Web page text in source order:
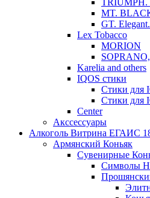
TRIUMPH.
MT.
GT.
Lex Tobacco
MORION
Karelia and others
IQOS стики
Стики для
Стики для
Сenter
Акссессуары
Алкоголь Витрина ЕГАИС
Армянский Коньяк
Сувенирные
Символы